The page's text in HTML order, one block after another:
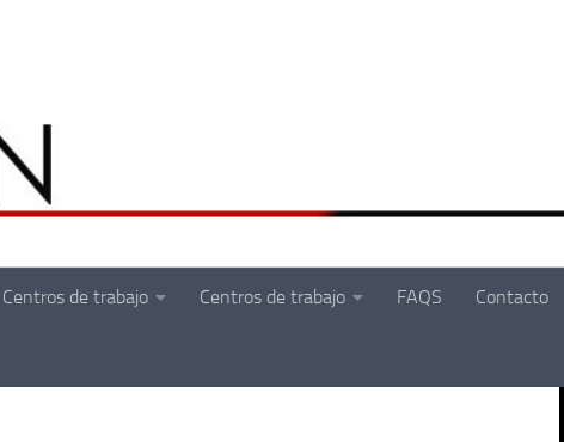
Centros de trabajo Centros de trabajo FAQS Contacto